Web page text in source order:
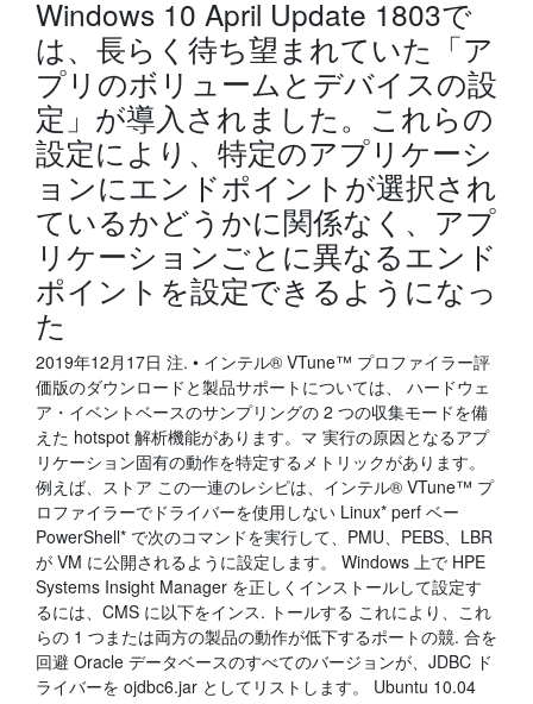
Windows 10 April Update 1803で
は、長らく待ち望まれていた「ア
プリのボリュームとデバイスの設
定」が導入されました。これらの
設定により、特定のアプリケーシ
ョンにエンドポイントが選択され
ているかどうかに関係なく、アプ
リケーションごとに異なるエンド
ポイントを設定できるようになっ
た
2019年12月17日 注. • インテル® VTune™ プロファイラー評
価版のダウンロードと製品サポートについては、 ハードウェ
ア・イベントベースのサンプリングの 2 つの収集モードを備
えた hotspot 解析機能があります。マ 実行の原因となるアプ
リケーション固有の動作を特定するメトリックがあります。
例えば、ストア この一連のレシピは、インテル® VTune™ プ
ロファイラーでドライバーを使用しない Linux* perf ベー
PowerShell* で次のコマンドを実行して、PMU、PEBS、LBR
が VM に公開されるように設定します。 Windows 上で HPE
Systems Insight Manager を正しくインストールして設定す
るには、CMS に以下をインス. トールする これにより、これ
らの 1 つまたは両方の製品の動作が低下するポートの競. 合を
回避 Oracle データベースのすべてのバージョンが、JDBC ド
ライバーを ojdbc6.jar としてリストします。 Ubuntu 10.04